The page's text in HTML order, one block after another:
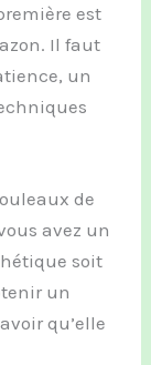
est
Il faut
un
de
avez un
soit
un
qu’elle